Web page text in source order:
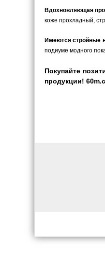
Вдохновляющая
коже прохладный,
Имеются стройные
подиуме модного
Покупайте
продукции!